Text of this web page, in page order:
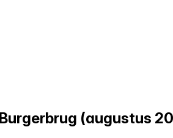
(augustus